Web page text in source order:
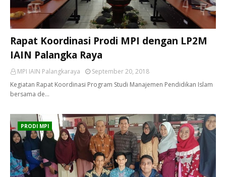
Rapat Koordinasi Prodi MPI dengan LP2M
IAIN Palangka Raya
MPI IAIN Palangkaraya
September 20, 2018
Kegiatan Rapat Koordinasi Program Studi Manajemen Pendidikan Islam
bersama de…
PRODI MPI